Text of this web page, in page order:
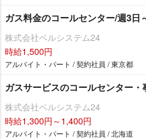
ガス料金のコールセンター/週3
株式会社ベルシステム24
時給1,500円
アルバイト・パート / 契約社員 / 東京都
ガスサービスのコールセンター
株式会社ベルシステム24
時給1,300円～1,400円
アルバイト・パート / 契約社員 / 北海道